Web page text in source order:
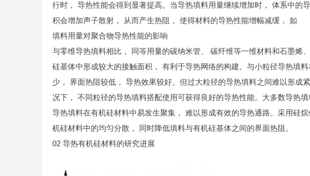
行时， 导热性能会得到显著提高。当导热填料用量继续增加时， 体系中的
积会增加声子散射， 从而产生热阻， 使得材料的导热性能增幅减缓， 如
填料用量对聚合物导热性能的影响
与零维导热填料相比， 同等用量的碳纳米管、 碳纤维等一维材料和石墨烯
硅基体中形成较大的接触面积， 有利于导热网络的构建。与小粒径导热填
少， 界面热阻较低， 导热效果较好。但过大粒径的导热填料之间难以形成
况下， 不同粒径的导热填料搭配使用可获得良好的导热性能。大多数导热
导热填料在有机硅材料中易发生聚集， 难以形成有效的导热通路。采用硅
机硅材料中的均匀分散， 同时降低填料与有机硅基体之间的界面热阻。
02 导热有机硅材料的研究进展